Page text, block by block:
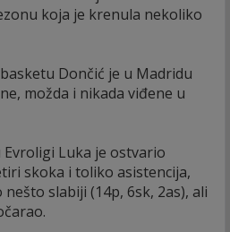
koja je krenula nekoliko
Dončić je u Madridu
možda i nikada viđene u
Luka je ostvario
skoka i toliko asistencija,
slabiji (14p, 6sk, 2as), ali